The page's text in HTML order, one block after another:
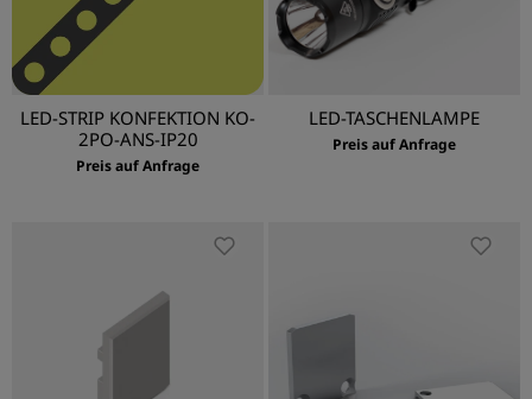
LED-STRIP KONFEKTION KO-
2PO-ANS-IP20
Preis auf Anfrage
LED-TASCHENLAMPE
Preis auf Anfrage